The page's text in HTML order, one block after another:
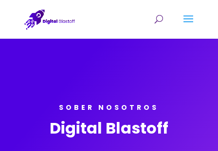
SOBER NOSOTROS
Digital Blastoff